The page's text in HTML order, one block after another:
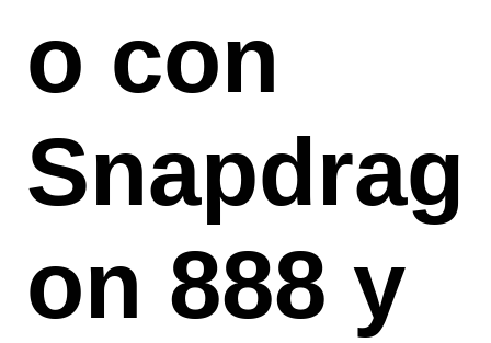
o con
Snapdrag
on 888 y